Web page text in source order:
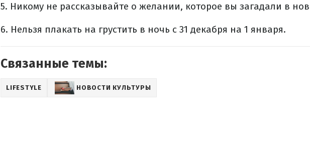
5. Никому не рассказывайте о желании, которое вы загадали в
6. Нельзя плакать на грустить в ночь с 31 декабря на 1 января.
Связанные темы:
LIFESTYLE НОВОСТИ КУЛЬТУРЫ